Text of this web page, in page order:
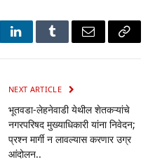
LinkedInTumblrEmail Copy
NEXT ARTICLE
भूतवडा-लेहनेवाडी येथील शेतकऱ्यांचे
नगरपरिषद मुख्याधिकारी यांना निवेदन;
प्रश्न मार्गी न लावल्यास करणार उग्र
आंदोलन..